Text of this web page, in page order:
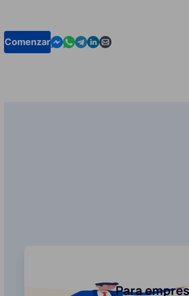
ComenzarContact us in Messenger
Contact us in WhatsApp
Contact us in Telegram
Contact us in Linkedin
Contact us by email
Para